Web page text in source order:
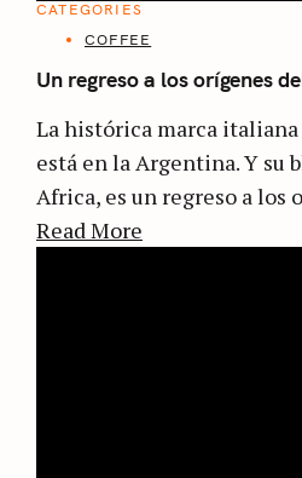
CATEGORIES
COFFEE
Un regreso a los orígenes
La histórica marca italiana
está en la Argentina. Y su
Africa, es un regreso a los
Read More